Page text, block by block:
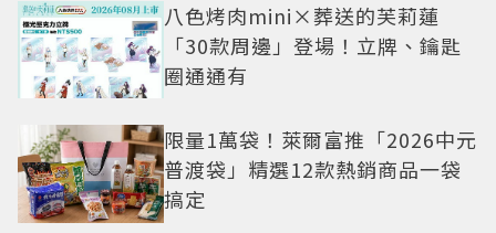
八色烤肉mini×葬送的芙莉蓮
「30款周邊」登場！立牌、鑰匙
圈通通有
限量1萬袋！萊爾富推「2026中元
普渡袋」精選12款熱銷商品一袋
搞定